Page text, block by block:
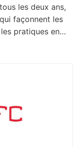
les deux ans,
façonnent les
pratiques en…